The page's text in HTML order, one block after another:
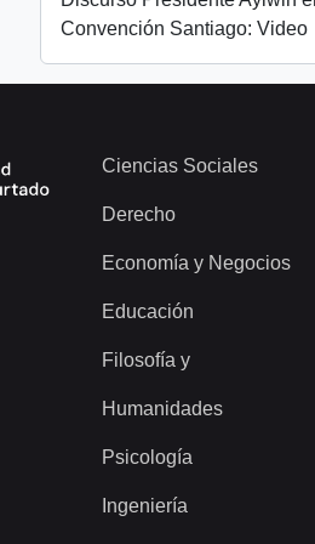
Convención Santiago: Video
Ciencias Sociales
Derecho
Economía y Negocios
Educación
Filosofía y
Humanidades
Psicología
Ingeniería